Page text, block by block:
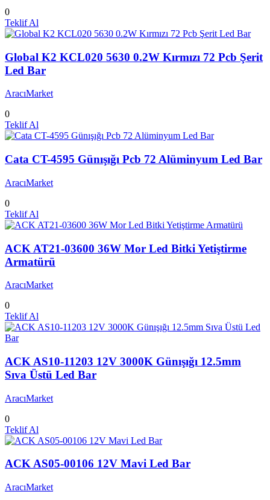
0
Teklif Al
Global K2 KCL020 5630 0.2W Kırmızı 72 Pcb Şerit
Led Bar
AracıMarket
0
Teklif Al
Cata CT-4595 Günışığı Pcb 72 Alüminyum Led Bar
AracıMarket
0
Teklif Al
ACK AT21-03600 36W Mor Led Bitki Yetiştirme
Armatürü
AracıMarket
0
Teklif Al
ACK AS10-11203 12V 3000K Günışığı 12.5mm
Sıva Üstü Led Bar
AracıMarket
0
Teklif Al
ACK AS05-00106 12V Mavi Led Bar
AracıMarket